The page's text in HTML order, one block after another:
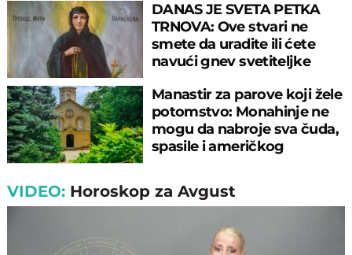
DANAS JE SVETA PETKA
TRNOVA: Ove stvari ne
smete da uradite ili ćete
navući gnev svetiteljke
Manastir za parove koji žele
potomstvo: Monahinje ne
mogu da nabroje sva čuda,
spasile i američkog
VIDEO: Horoskop za Avgust